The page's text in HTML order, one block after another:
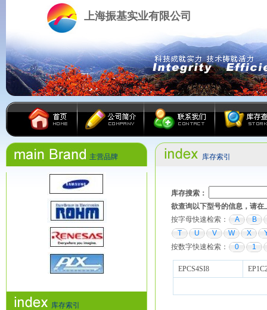
上海振基实业有限公司
主营品牌
库存索引
库存索引
库存搜索：
欲查询以下型号的信息，请
按字母快速检索：
A
B
T
U V W X
按数字快速检索：
0 1
EPCS4SI8